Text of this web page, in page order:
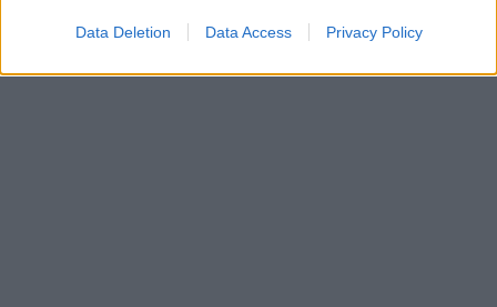
Data Deletion Data Access Privacy Policy